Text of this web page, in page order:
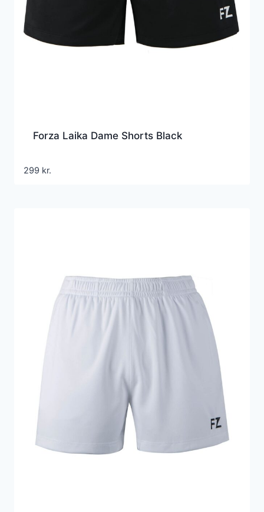
Forza Laika Dame Shorts Black
299 kr.